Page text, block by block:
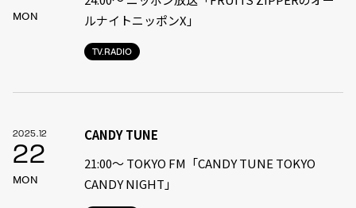
MON
TV.RADIO
ルナイトニッポンX」
2025.12
22
MON
CANDY TUNE
21:00〜 TOKYO FM「CANDY TUNE TOKYO
CANDY NIGHT」